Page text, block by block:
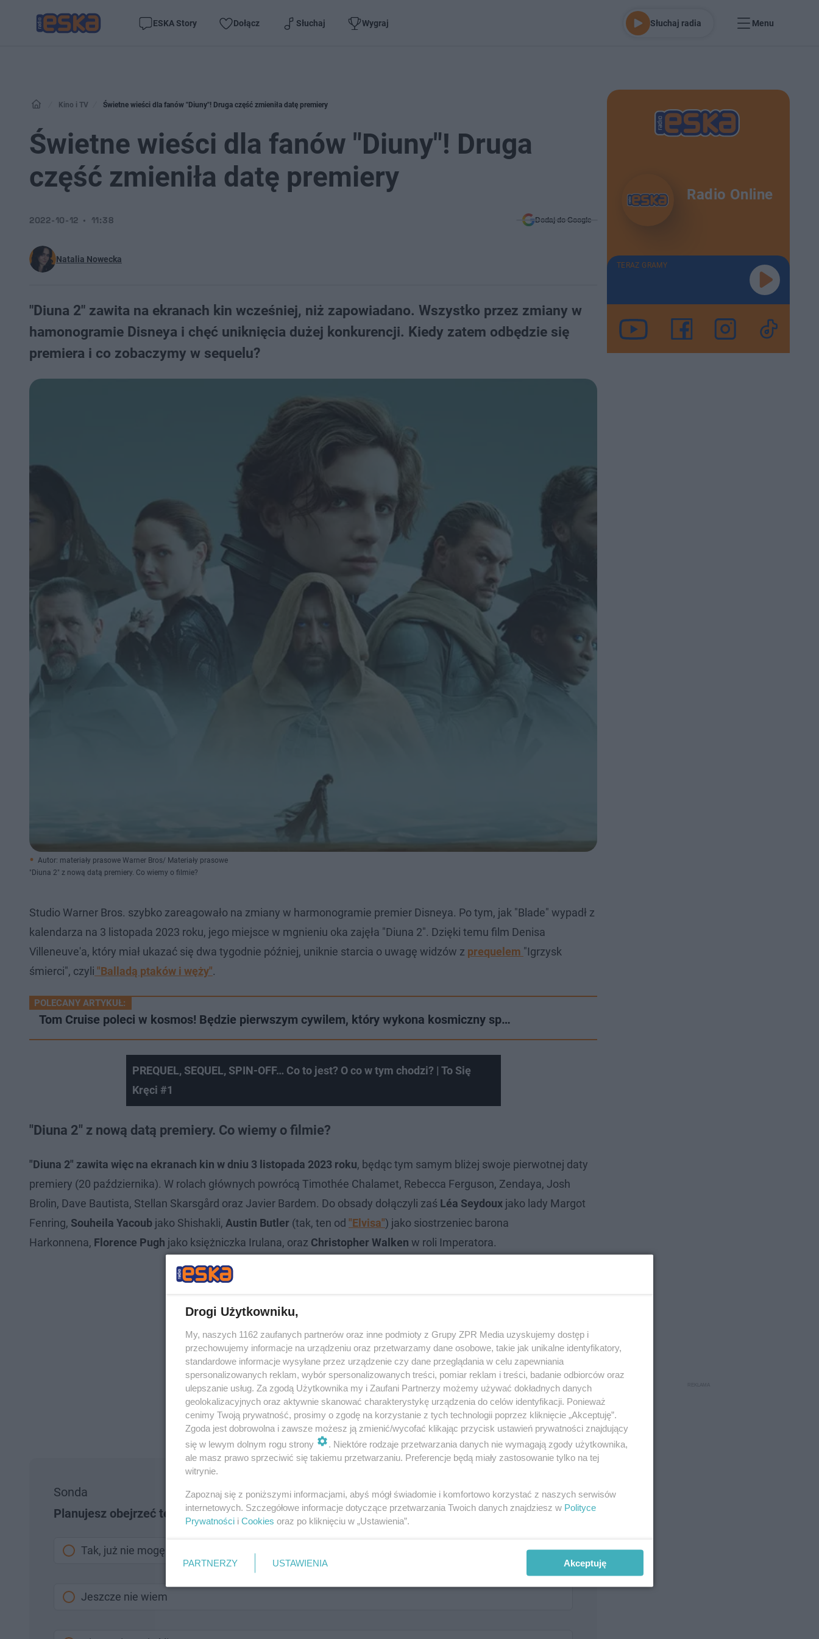
ESKA Story Dołącz Słuchaj Wygraj Słuchaj radia Menu
Kino i TV Świetne wieści dla fanów "Diuny"! Druga część zmieniła datę premiery
Świetne wieści dla fanów "Diuny"! Druga
część zmieniła datę premiery
Natalia Nowecka
2022-10-12 11:38 Dodaj do Google
"Diuna 2" zawita na ekranach kin wcześniej, niż zapowiadano. Wszystko przez zmiany w
hamonogramie Disneya i chęć uniknięcia dużej konkurencji. Kiedy zatem odbędzie się
premiera i co zobaczymy w sequelu?
Autor: materiały prasowe Warner Bros/ Materiały prasowe
"Diuna 2" z nową datą premiery. Co wiemy o filmie?
Studio Warner Bros. szybko zareagowało na zmiany w harmonogramie premier Disneya. Po tym, jak "Blade" wypadł z
kalendarza na 3 listopada 2023 roku, jego miejsce w mgnieniu oka zajęła "Diuna 2". Dzięki temu film Denisa
Villeneuve'a, który miał ukazać się dwa tygodnie później, uniknie starcia o uwagę widzów z prequelem "Igrzysk
śmierci", czyli "Balladą ptaków i węży".
POLECANY ARTYKUŁ:
Tom Cruise poleci w kosmos! Będzie pierwszym cywilem, który wykona kosmiczny sp…
PREQUEL, SEQUEL, SPIN-OFF… Co to jest? O co w tym chodzi? | To Się
Kręci #1
"Diuna 2" z nową datą premiery. Co wiemy o filmie?
"Diuna 2" zawita więc na ekranach kin w dniu 3 listopada 2023 roku, będąc tym samym bliżej swoje pierwotnej daty
premiery (20 października). W rolach głównych powrócą Timothée Chalamet, Rebecca Ferguson, Zendaya, Josh
Brolin, Dave Bautista, Stellan Skarsgård oraz Javier Bardem. Do obsady dołączyli zaś Léa Seydoux jako lady Margot
Fenring, Souheila Yacoub jako Shishakli, Austin Butler (tak, ten od "Elvisa") jako siostrzeniec barona
Harkonnena, Florence Pugh jako księżniczka Irulana, oraz Christopher Walken w roli Imperatora.
Sonda
Planujesz obejrzeć ten film?
Tak, już nie mogę się doczekać premiery!
Jeszcze nie wiem
Radio Online
TERAZ GRAMY
Drogi Użytkowniku,
My, naszych 1162 zaufanych partnerów oraz inne podmioty z Grupy ZPR Media uzyskujemy dostęp i
przechowujemy informacje na urządzeniu oraz przetwarzamy dane osobowe, takie jak unikalne identyfikatory,
standardowe informacje wysyłane przez urządzenie czy dane przeglądania w celu zapewniania
spersonalizowanych reklam, wybór spersonalizowanych treści, pomiar reklam i treści, badanie odbiorców oraz
ulepszanie usług. Za zgodą Użytkownika my i Zaufani Partnerzy możemy używać dokładnych danych
geolokalizacyjnych oraz aktywnie skanować charakterystykę urządzenia do celów identyfikacji. Ponieważ
cenimy Twoją prywatność, prosimy o zgodę na korzystanie z tych technologii poprzez kliknięcie „Akceptuję”.
Zgoda jest dobrowolna i zawsze możesz ją zmienić/wycofać klikając przycisk ustawień prywatności znajdujący
się w lewym dolnym rogu strony
. Niektóre rodzaje przetwarzania danych nie wymagają zgody użytkownika,
ale masz prawo sprzeciwić się takiemu przetwarzaniu. Preferencje będą miały zastosowanie tylko na tej
witrynie.
Zapoznaj się z poniższymi informacjami, abyś mógł świadomie i komfortowo korzystać z naszych serwisów
internetowych. Szczegółowe informacje dotyczące przetwarzania Twoich danych znajdziesz w Polityce
Prywatności i Cookies oraz po kliknięciu w „Ustawienia”.
PARTNERZY USTAWIENIA Akceptuję